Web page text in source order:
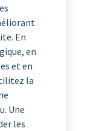
En
en
et en
la
Une
les